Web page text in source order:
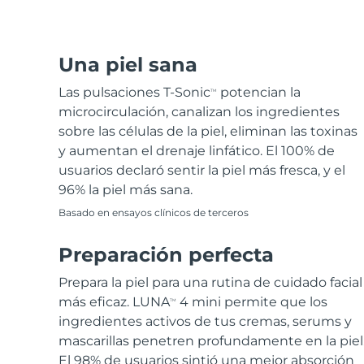
Una piel sana
Las pulsaciones T-SonicTM
potencian la
microcirculación, canalizan los ingredientes
sobre las células de la piel, eliminan las toxinas
y aumentan el drenaje linfático. El 100% de
usuarios declaró sentir la piel más fresca, y el
96% la piel más sana.
Basado en ensayos clínicos de terceros
Preparación perfecta
Prepara la piel para una rutina de cuidado facial
más eficaz. LUNATM
4 mini permite que los
ingredientes activos de tus cremas, serums y
mascarillas penetren profundamente en la
El 98% de usuarios sintió una mejor absorción
FAQ™ productos
All anti-aging treatments
All LED treatments
FAQ™ products
All toning treatments
Professional IPL hair removal device
PEACH™ 2
IPL hair removal
PEACH™ 2 go
PEACH™ Cooling Prep Gel
Cooling IPL hair removal gel
Microcurrent body toning
LUNA™ 4 body
Massaging body brush
SUPERCHARGED™ sérum
Tratamiento contra el
acné
ESPADA™ 2 plus
Recurring acne LED therapy
ESPADA™ 2
Acne treatment device
ESPADA™ Blemish Solution
Concentrated acne gel
Dispositivos ESPADA™
Cuidado de tus ojos
BEAR™ 2 eyes & lips
Microcurrent line smoothing device
IRIS™ 2
Rejuvenating eye massager
Cuidado para los ojos
Advanced eye care treatment
Dispositivos para los ojos
Cuidado de los poros
KIWI™ derma
KIWI™
Blackhead remover
LUNA™ 4 hair
FLIP™ play advanced
LED light hairbrush
LUNA™ Dual-Peptide Scalp
Blanqueamiento
dental
issa™ Teeth Whitening Set
Dual LED + sonic device & 18% PAP gel
MÁS